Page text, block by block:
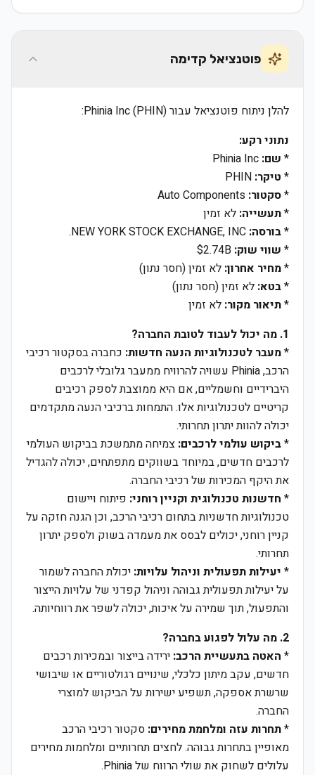
פוטנציאל קדימה
להלן ניתוח פוטנציאל עבור Phinia Inc (PHIN):
נתוני רקע:
* שם:
* טיקר:
*סקטור:
*תעשייה: לא זמין
*בורסה:
* שווי שוק:
*מחיר אחרון: לא זמין (חסר נתון)
*בטא: לא זמין (חסר נתון)
*תיאור מקור: לא זמין
1. מה יכול לעבוד לטובת החברה?
*מעבר לטכנולוגיות הנעה חדשות: כחברה בסקטור רכיבי
הרכב, Phinia עשויה להרוויח ממעבר גלובלי לרכבים
היברידיים וחשמליים, אם היא ממוצבת לספק רכיבים
קריטיים לטכנולוגיות אלו. התמחות ברכיבי הנעה מתקדמים
יכולה להוות יתרון תחרותי.
*ביקוש עולמי לרכבים: צמיחה מתמשכת בביקוש העולמי
לרכבים חדשים, במיוחד בשווקים מתפתחים, יכולה להגדיל
את היקף המכירות של רכיבי החברה.
* חדשנות טכנולוגית וקניין רוחני: פיתוח ויישום
טכנולוגיות חדשניות בתחום רכיבי הרכב, וכן הגנה חזקה על
קניין רוחני, יכולים לבסס את מעמדה בשוק ולספק יתרון
תחרותי.
* יעילות תפעולית וניהול עלויות: יכולת החברה לשמור
על יעילות תפעולית גבוהה וניהול קפדני של עלויות הייצור
והתפעול, תוך שמירה על איכות, יכולה לשפר את רווחיותה.
2. מה עלול לפגוע בחברה?
* האטה בתעשיית הרכב: ירידה בייצור ובמכירות רכבים
חדשים, עקב מיתון כלכלי, שינויים רגולטוריים או שיבושי
שרשרת אספקה, תשפיע ישירות על הביקוש למוצרי
החברה.
*תחרות עזה ומלחמת מחירים: סקטור רכיבי הרכב
מאופיין בתחרות גבוהה. לחצים תחרותיים ומלחמות מחירים
עלולים לשחוק את שולי הרווח של Phinia.